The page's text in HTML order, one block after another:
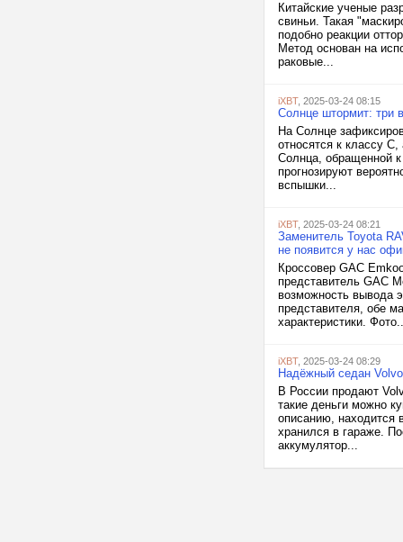
Китайские ученые
свиньи. Такая
подобно реакции
Метод основан на
раковые...
iXBT, 2025-03-24 08:15
Солнце штормит: три
На Солнце
относятся к классу
Солнца, обращенной
прогнозируют
вспышки...
iXBT, 2025-03-24 08:21
Заменитель Toyota
не появится у нас
Кроссовер GAC
представитель GAC
возможность вывода
представителя, обе
характеристики.
iXBT, 2025-03-24 08:29
Надёжный седан
В России продают
такие деньги можно
описанию, находится
хранился в гараже.
аккумулятор...